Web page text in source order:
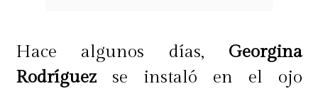
Hace algunos días, Georgina
Rodríguez se instaló en el ojo